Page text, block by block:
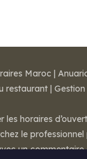
Maroc |
restaurant |
horaires
le
un commentaire